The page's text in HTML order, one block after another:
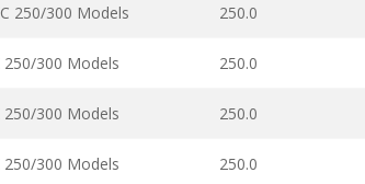
250/300 Models 250.0
250/300 Models 250.0
250/300 Models 250.0
250/300 Models 250.0